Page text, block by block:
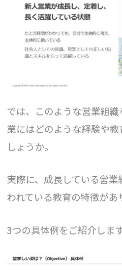
では、このような営業組
業にはどのような経験や
しょうか。
実際に、成長している営
われている教育の特徴があ
3つの具体例をご紹介します